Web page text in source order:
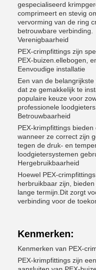
gespecialiseerd
comprimeert en stevig
vervorming van de ring
betrouwbare verbinding.
Verenigbaarheid
PEX-crimpfittings zijn
PEX-buizen.ellebogen,
Eenvoudige installatie
Een van de
dat ze gemakkelijk te
populaire keuze voor
professionele loodgieters.
Betrouwbaarheid
PEX-krimpfittings
wanneer ze correct zijn
tegen de druk- en
loodgietersystemen
Hergebruikbaarheid
Hoewel PEX-
herbruikbaar zijn,
lange termijn.Dit zorgt
verbinding voor de
Kenmerken:
Kenmerken van PEX-
PEX-krimpfittings zijn